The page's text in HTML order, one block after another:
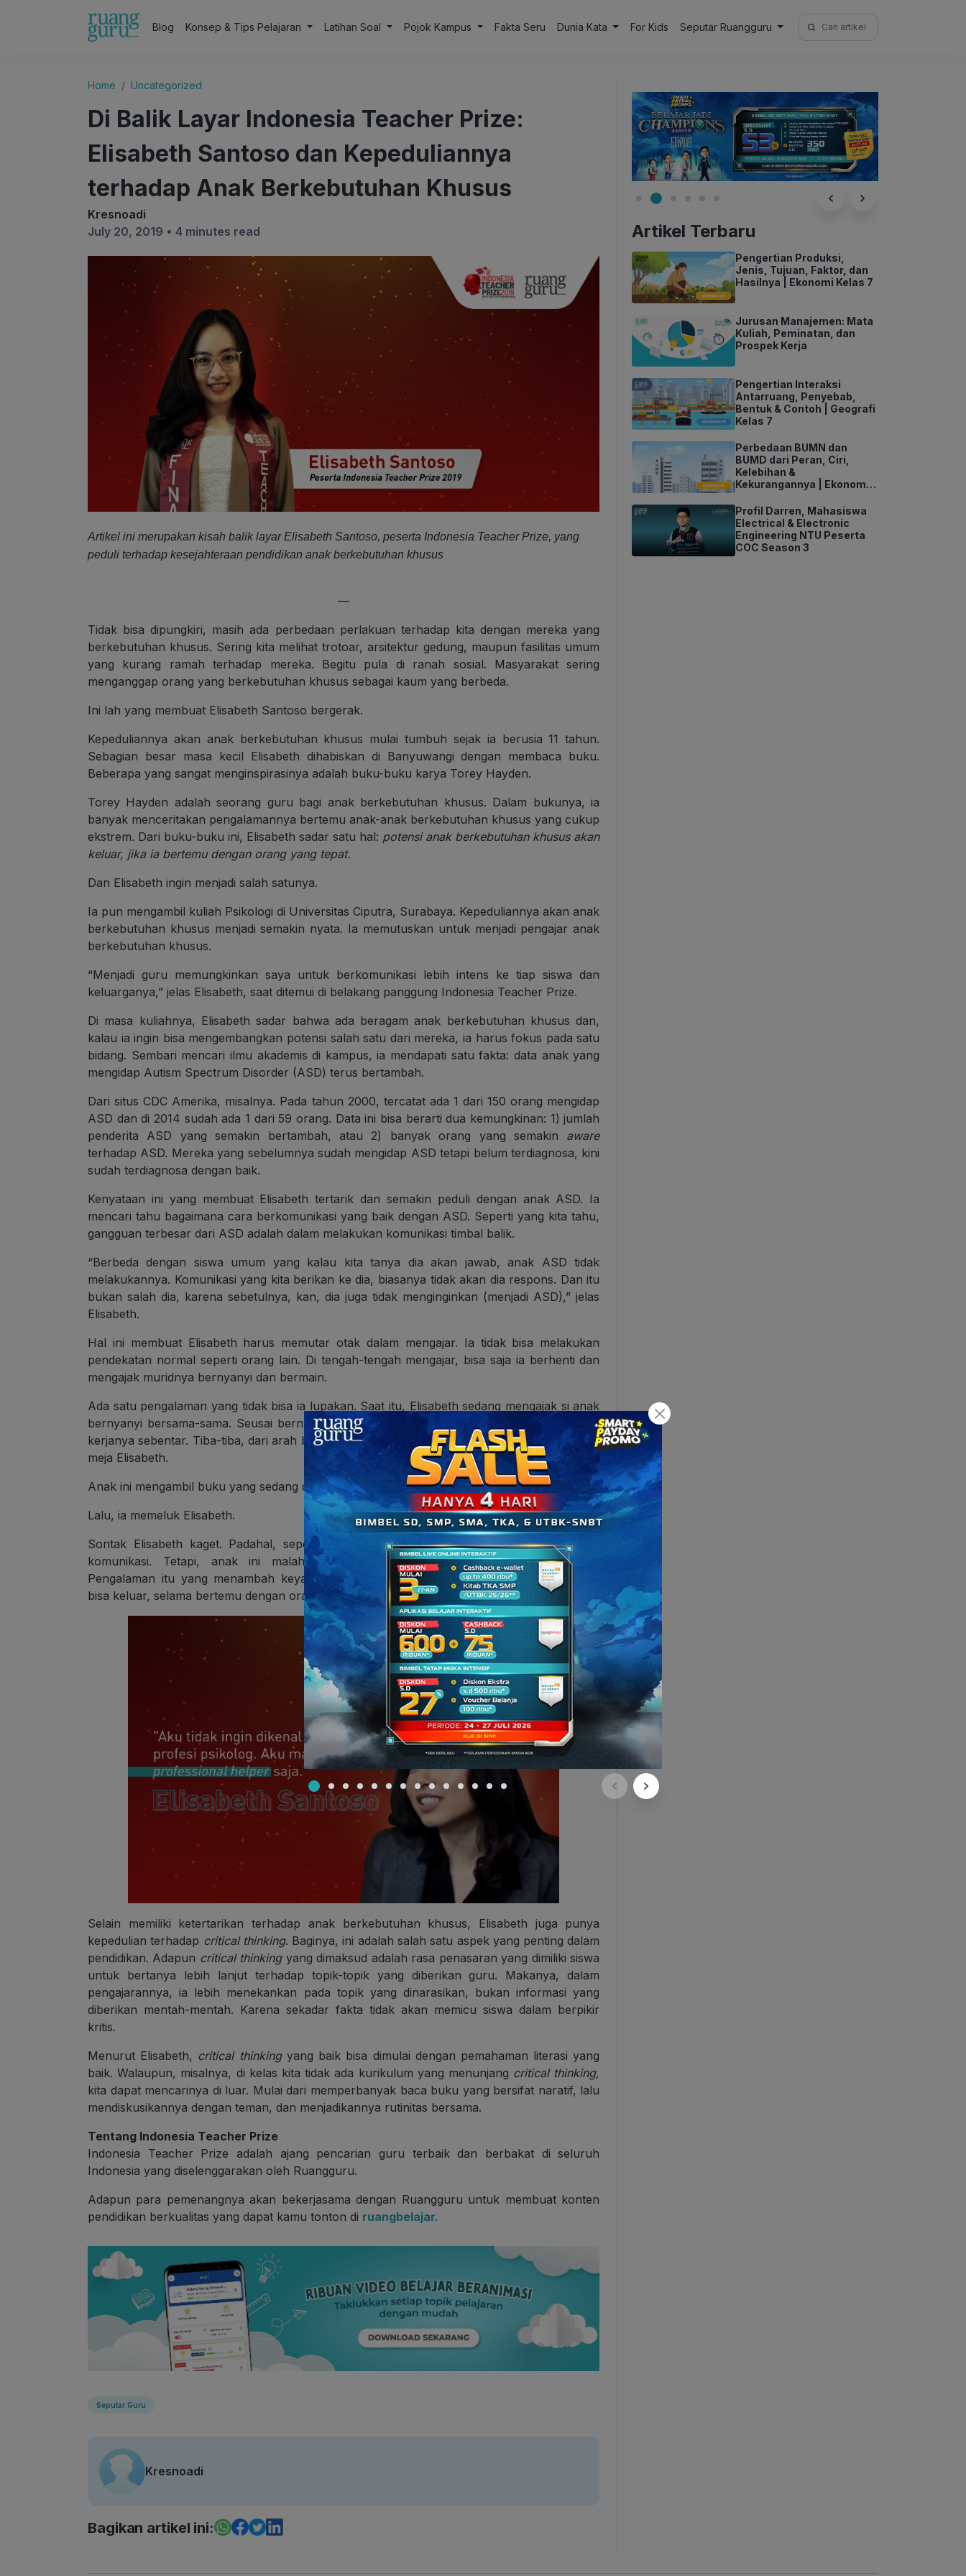
Blog Konsep & Tips Pelajaran Latihan Soal Pojok Kampus Fakta Seru Dunia Kata For Kids Seputar Ruangguru
Search
for:
Home Uncategorized
Di Balik Layar Indonesia Teacher Prize:
Elisabeth Santoso dan Kepeduliannya
terhadap Anak Berkebutuhan Khusus
Kresnoadi
July 20, 2019 • 4 minutes read
Artikel ini merupakan kisah balik layar Elisabeth Santoso, peserta Indonesia Teacher Prize, yang
peduli terhadap kesejahteraan pendidikan anak berkebutuhan khusus
—
Tidak bisa dipungkiri, masih ada perbedaan perlakuan terhadap kita dengan mereka yang
berkebutuhan khusus. Sering kita melihat trotoar, arsitektur gedung, maupun fasilitas umum
yang kurang ramah terhadap mereka. Begitu pula di ranah sosial. Masyarakat sering
menganggap orang yang berkebutuhan khusus sebagai kaum yang berbeda.
Ini lah yang membuat Elisabeth Santoso bergerak.
Kepeduliannya akan anak berkebutuhan khusus mulai tumbuh sejak ia berusia 11 tahun.
Sebagian besar masa kecil Elisabeth dihabiskan di Banyuwangi dengan membaca buku.
Beberapa yang sangat menginspirasinya adalah buku-buku karya Torey Hayden.
Torey Hayden adalah seorang guru bagi anak berkebutuhan khusus. Dalam bukunya, ia
banyak menceritakan pengalamannya bertemu anak-anak berkebutuhan khusus yang cukup
ekstrem. Dari buku-buku ini, Elisabeth sadar satu hal: potensi anak berkebutuhan khusus akan
keluar, jika ia bertemu dengan orang yang tepat.
Dan Elisabeth ingin menjadi salah satunya.
Ia pun mengambil kuliah Psikologi di Universitas Ciputra, Surabaya. Kepeduliannya akan anak
berkebutuhan khusus menjadi semakin nyata. Ia memutuskan untuk menjadi pengajar anak
berkebutuhan khusus.
“Menjadi guru memungkinkan saya untuk berkomunikasi lebih intens ke tiap siswa dan
keluarganya,” jelas Elisabeth, saat ditemui di belakang panggung Indonesia Teacher Prize.
Di masa kuliahnya, Elisabeth sadar bahwa ada beragam anak berkebutuhan khusus dan,
kalau ia ingin bisa mengembangkan potensi salah satu dari mereka, ia harus fokus pada satu
bidang. Sembari mencari ilmu akademis di kampus, ia mendapati satu fakta: data anak yang
mengidap Autism Spectrum Disorder (ASD) terus bertambah.
Dari situs CDC Amerika, misalnya. Pada tahun 2000, tercatat ada 1 dari 150 orang mengidap
ASD dan di 2014 sudah ada 1 dari 59 orang. Data ini bisa berarti dua kemungkinan: 1) jumlah
penderita ASD yang semakin bertambah, atau 2) banyak orang yang semakin aware
terhadap ASD. Mereka yang sebelumnya sudah mengidap ASD tetapi belum terdiagnosa, kini
sudah terdiagnosa dengan baik.
Kenyataan ini yang membuat Elisabeth tertarik dan semakin peduli dengan anak ASD. Ia
mencari tahu bagaimana cara berkomunikasi yang baik dengan ASD. Seperti yang kita tahu,
gangguan terbesar dari ASD adalah dalam melakukan komunikasi timbal balik.
“Berbeda dengan siswa umum yang kalau kita tanya dia akan jawab, anak ASD tidak
melakukannya. Komunikasi yang kita berikan ke dia, biasanya tidak akan dia respons. Dan itu
bukan salah dia, karena sebetulnya, kan, dia juga tidak menginginkan (menjadi ASD),” jelas
Elisabeth.
Hal ini membuat Elisabeth harus memutar otak dalam mengajar. Ia tidak bisa melakukan
pendekatan normal seperti orang lain. Di tengah-tengah mengajar, bisa saja ia berhenti dan
mengajak muridnya bernyanyi dan bermain.
Ada satu pengalaman yang tidak bisa ia lupakan. Saat itu, Elisabeth sedang mengajak si anak
bernyanyi bersama-sama. Seusai bernyanyi, Elisabeth duduk di meja untuk menulis lembar
kerjanya sebentar. Tiba-tiba, dari arah bangku murid, ada satu anak yang berdiri dan maju ke
meja Elisabeth.
Anak ini mengambil buku yang sedang ditulis Elisabeth, dan melemparnya.
Lalu, ia memeluk Elisabeth.
Sontak Elisabeth kaget. Padahal, seperti yang ia tahu, anak ASD sulit untuk membalas
komunikasi. Tetapi, anak ini malah inisiatif melakukan komunikasi terlebih dahulu.
Pengalaman itu yang menambah keyakinan Elisabeth: potensi seseorang, siapapun, akan
bisa keluar, selama bertemu dengan orang yang tepat.
Selain memiliki ketertarikan terhadap anak berkebutuhan khusus, Elisabeth juga punya
kepedulian terhadap critical thinking. Baginya, ini adalah salah satu aspek yang penting dalam
pendidikan. Adapun critical thinkingyang dimaksud adalah rasa penasaran yang dimiliki siswa
untuk bertanya lebih lanjut terhadap topik-topik yang diberikan guru. Makanya, dalam
pengajarannya, ia lebih menekankan pada topik yang dinarasikan, bukan informasi yang
diberikan mentah-mentah. Karena sekadar fakta tidak akan memicu siswa dalam berpikir
kritis.
Menurut Elisabeth, critical thinkingyang baik bisa dimulai dengan pemahaman literasi yang
baik. Walaupun, misalnya, di kelas kita tidak ada kurikulum yang menunjang critical thinking,
kita dapat mencarinya di luar. Mulai dari memperbanyak baca buku yang bersifat naratif, lalu
mendiskusikannya dengan teman, dan menjadikannya rutinitas bersama.
Tentang Indonesia Teacher Prize
Indonesia Teacher Prize adalah ajang pencarian guru terbaik dan berbakat di seluruh
Indonesia yang diselenggarakan oleh Ruangguru.
Adapun para pemenangnya akan bekerjasama dengan Ruangguru untuk membuat konten
pendidikan berkualitas yang dapat kamu tonton di ruangbelajar.
Seputar Guru
Kresnoadi
Bagikan artikel ini:
Artikel Terbaru
Pengertian Produksi,
Jenis, Tujuan, Faktor, dan
Hasilnya | Ekonomi Kelas 7
Jurusan Manajemen: Mata
Kuliah, Peminatan, dan
Prospek Kerja
Pengertian Interaksi
Antarruang, Penyebab,
Bentuk & Contoh | Geografi
Kelas 7
Perbedaan BUMN dan
BUMD dari Peran, Ciri,
Kelebihan &
Kekurangannya | Ekonomi
Profil Darren, Mahasiswa
Electrical & Electronic
Engineering NTU Peserta
COC Season 3